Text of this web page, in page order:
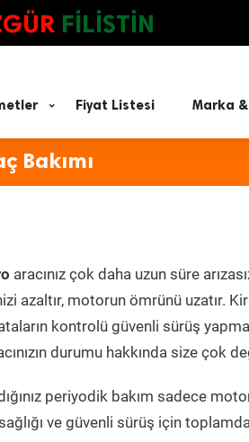
FİLİSTİN
Fiyat Listesi Marka
Bakımı
aracınız çok daha uzun süre
azaltır, motorun ömrünü uzatır.
kontrolü güvenli sürüş
durumu hakkında size çok
periyodik bakım sadece
ve güvenli sürüş için